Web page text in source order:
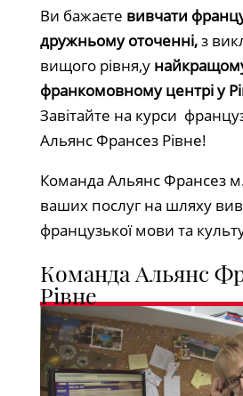
Ви бажаєте вивчати
дружньому оточенні,з
вищого рівня,у
франкомовному центрі у
Завітайте на курси
Альянс Франсез Рівне!
Команда Альянс Франсез
ваших послуг на шляху
французької мови та
Команда Альянс
Рівне